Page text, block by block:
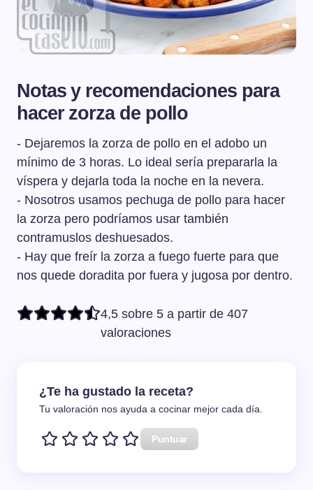
Notas y recomendaciones para
hacer zorza de pollo
- Dejaremos la zorza de pollo en el adobo un
mínimo de 3 horas. Lo ideal sería prepararla la
víspera y dejarla toda la noche en la nevera.
- Nosotros usamos pechuga de pollo para hacer
la zorza pero podríamos usar también
contramuslos deshuesados.
- Hay que freír la zorza a fuego fuerte para que
nos quede doradita por fuera y jugosa por dentro.
4,5 sobre 5 a partir de 407
valoraciones
¿Te ha gustado la receta?
Tu valoración nos ayuda a cocinar mejor cada día.
Puntuar